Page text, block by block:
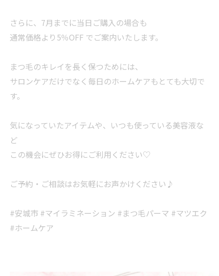
さらに、7月までに当日ご購入の場合も
通常価格より5％OFF でご案内いたします。
まつ毛のキレイを長く保つためには、
サロンケアだけでなく毎日のホームケアもとても大切で
す。
気になっていたアイテムや、いつも使っている美容液な
ど
この機会にぜひお得にご利用ください♡
ご予約・ご相談はお気軽にお声かけください♪
#安城市 #マイラミネーション #まつ毛パーマ #マツエク
#ホームケア